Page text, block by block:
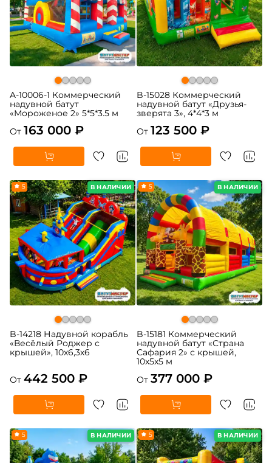
A-10006-1 Коммерческий
надувной батут
«Мороженое 2» 5*5*3.5 м
От 163 000 ₽
B-15028 Коммерческий
надувной батут «Друзья-
зверята 3», 4*4*3 м
От 123 500 ₽
В НАЛИЧИИ
5
B-14218 Надувной корабль
«Весёлый Роджер с
крышей», 10х6,3х6
От 442 500 ₽
В НАЛИЧИИ
5
B-15181 Коммерческий
надувной батут «Страна
Сафария 2» с крышей,
10x5x5 м
От 377 000 ₽
В НАЛИЧИИ
5 В НАЛИЧИИ
5